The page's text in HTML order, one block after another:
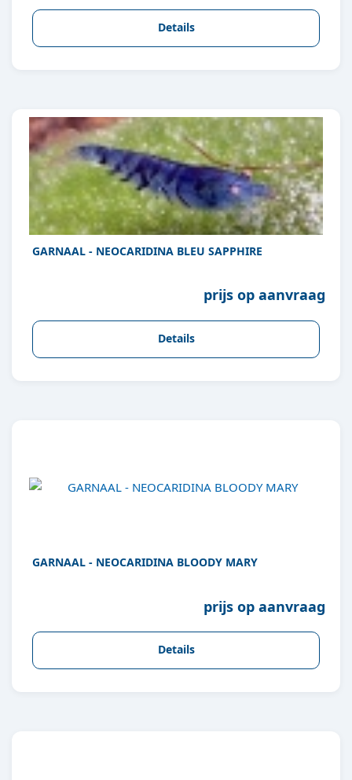
Details
GARNAAL - NEOCARIDINA BLEU SAPPHIRE
prijs op aanvraag
Details
GARNAAL - NEOCARIDINA BLOODY MARY
prijs op aanvraag
Details